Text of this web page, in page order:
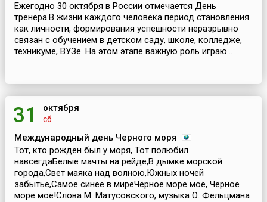
Ежегодно 30 октября в России отмечается День
тренера.В жизни каждого человека период становления
как личности, формирования успешности неразрывно
связан с обучением в детском саду, школе, колледже,
техникуме, ВУЗе. На этом этапе важную роль играю...
31 октября
сб
Международный день Черного моря
Тот, кто рожден был у моря, Тот полюбил
навсегдаБелые мачты на рейде,В дымке морской
города,Свет маяка над волною,Южных ночей
забытье,Самое синее в миреЧёрное море моё, Чёрное
море моё!Слова М. Матусовского, музыка О. Фельцмана